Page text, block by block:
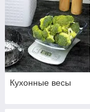
оптом або в
нашому каталозі
китайського
покупців
При виникненні
телефонами
Кухонные весы